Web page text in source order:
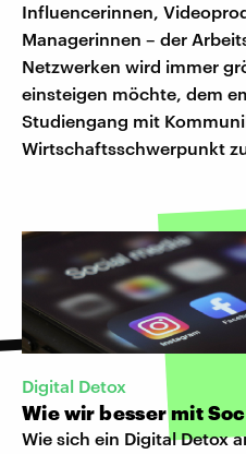
Influencerinnen,
Managerinnen – der
Netzwerken wird immer
einsteigen möchte, dem
Studiengang mit
Wirtschaftsschwerpunkt
Digital Detox
Wie wir besser mit
Wie sich ein Digital Detox